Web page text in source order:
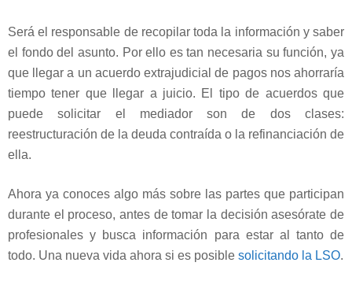
Será el responsable de recopilar toda la información y saber
el fondo del asunto. Por ello es tan necesaria su función, ya
que llegar a un acuerdo extrajudicial de pagos nos ahorraría
tiempo tener que llegar a juicio. El tipo de acuerdos que
puede solicitar el mediador son de dos clases:
reestructuración de la deuda contraída o la refinanciación de
ella.
Ahora ya conoces algo más sobre las partes que participan
durante el proceso, antes de tomar la decisión asesórate de
profesionales y busca información para estar al tanto de
todo. Una nueva vida ahora si es posible solicitando la LSO.